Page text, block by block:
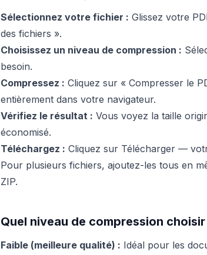
Sélectionnez votre fichier : Glissez votre
des fichiers ».
Choisissez un niveau de compression :
besoin.
Compressez : Cliquez sur « Compresser le
entièrement dans votre navigateur.
Vérifiez le résultat : Vous voyez la taille
économisé.
Téléchargez : Cliquez sur Télécharger —
Pour plusieurs fichiers, ajoutez-les tous en
ZIP.
Quel niveau de compression choisir
Faible (meilleure qualité) : Idéal pour les